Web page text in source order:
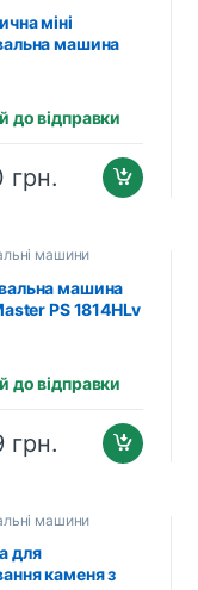
міні
машина
до відправки
грн.
машини
машина
PS 1814HLv
до відправки
грн.
машини
для
каменя з